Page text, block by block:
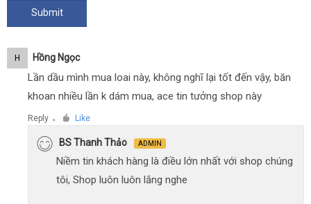
H Hồng Ngọc
Lần dầu mình mua loai này, không nghĩ lại tốt đến vậy, băn
khoan nhiều lần k dám mua, ace tin tưởng shop này
Reply ● Like
BS Thanh Thảo ADMIN
Niềm tin khách hàng là điều lớn nhất với shop chúng
tôi, Shop luôn luôn lắng nghe